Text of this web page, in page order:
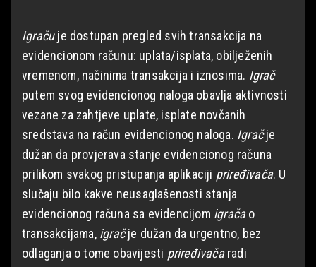
Igračuje dostupan pregled svih transakcija na
evidencionom računu: uplata/isplata, obilježenih
vremenom, načinima transakcija i iznosima. Igrač
putem svog evidencionog naloga obavlja aktivnosti
vezane za zahtjeve uplate, isplate novčanih
sredstava na račun evidencionog naloga. Igračje
dužan da provjerava stanje evidencionog računa
prilikom svakog pristupanja aplikaciji priređivača. U
slučaju bilo kakve neusaglašenosti stanja
evidencionog računa sa evidencijom igračao
transakcijama, igračje dužan da urgentno, bez
odlaganja o tome obavijesti priređivačaradi